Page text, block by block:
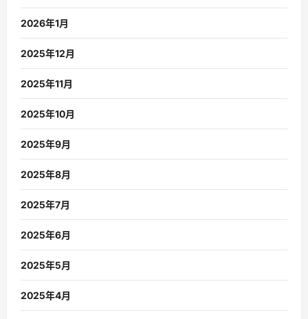
2026年1月
2025年12月
2025年11月
2025年10月
2025年9月
2025年8月
2025年7月
2025年6月
2025年5月
2025年4月